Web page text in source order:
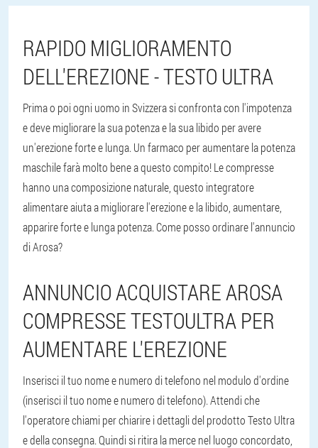
RAPIDO MIGLIORAMENTO
DELL'EREZIONE - TESTO ULTRA
Prima o poi ogni uomo in Svizzera si confronta con l'impotenza
e deve migliorare la sua potenza e la sua libido per avere
un'erezione forte e lunga. Un farmaco per aumentare la potenza
maschile farà molto bene a questo compito! Le compresse
hanno una composizione naturale, questo integratore
alimentare aiuta a migliorare l'erezione e la libido, aumentare,
apparire forte e lunga potenza. Come posso ordinare l'annuncio
di Arosa?
ANNUNCIO ACQUISTARE AROSA
COMPRESSE TESTOULTRA PER
AUMENTARE L'EREZIONE
Inserisci il tuo nome e numero di telefono nel modulo d'ordine
(inserisci il tuo nome e numero di telefono). Attendi che
l'operatore chiami per chiarire i dettagli del prodotto Testo Ultra
e della consegna. Quindi si ritira la merce nel luogo concordato,